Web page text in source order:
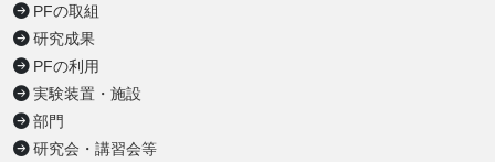
PFの取組
研究成果
PFの利用
実験装置・施設
部門
研究会・講習会等